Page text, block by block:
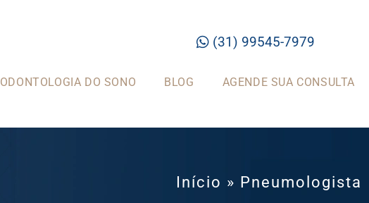
(31) 99545-7979
ODONTOLOGIA DO SONO BLOG AGENDE SUA CONSULTA
Início » Pneumologista